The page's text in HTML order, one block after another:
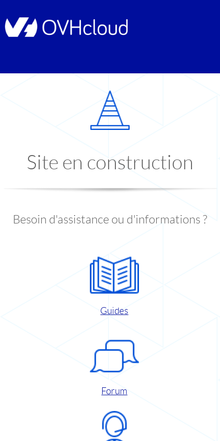
Site en construction
Besoin d'assistance ou d'informations ?
Guides
Forum